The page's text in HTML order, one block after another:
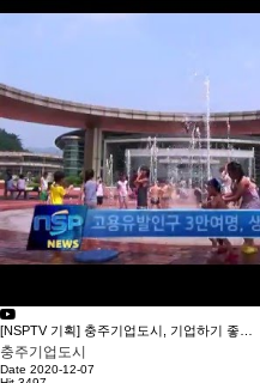
충주기업도시
Date 2020-12-07